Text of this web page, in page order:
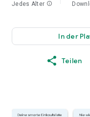
Jedes Alter info
In der
Teilen